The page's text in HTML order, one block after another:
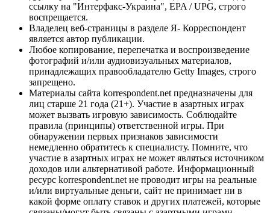
ссылку на "Интерфакс-Украина", EPA / UPG, строго
воспрещается.
Владелец веб-страницы в разделе Я- Корреспондент
является автор публикации.
Любое копирование, перепечатка и воспроизведение
фотографий и/или аудиовизуальных материалов,
принадлежащих правообладателю Getty Images, строго
запрещено.
Материалы сайта korrespondent.net предназначены для
лиц старше 21 года (21+). Участие в азартных играх
может вызвать игровую зависимость. Соблюдайте
правила (принципы) ответственной игры. При
обнаружении первых признаков зависимости
немедленно обратитесь к специалисту. Помните, что
участие в азартных играх не может являться источником
доходов или альтернативой работе. Информационный
ресурс korrespondent.net не проводит игры на реальные
и/или виртуальные деньги, сайт не принимает ни в
какой форме оплату ставок и других платежей, которые